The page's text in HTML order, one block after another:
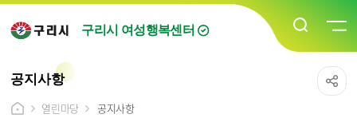
구리시 여성행복센터
공지사항
열린마당
공지사항